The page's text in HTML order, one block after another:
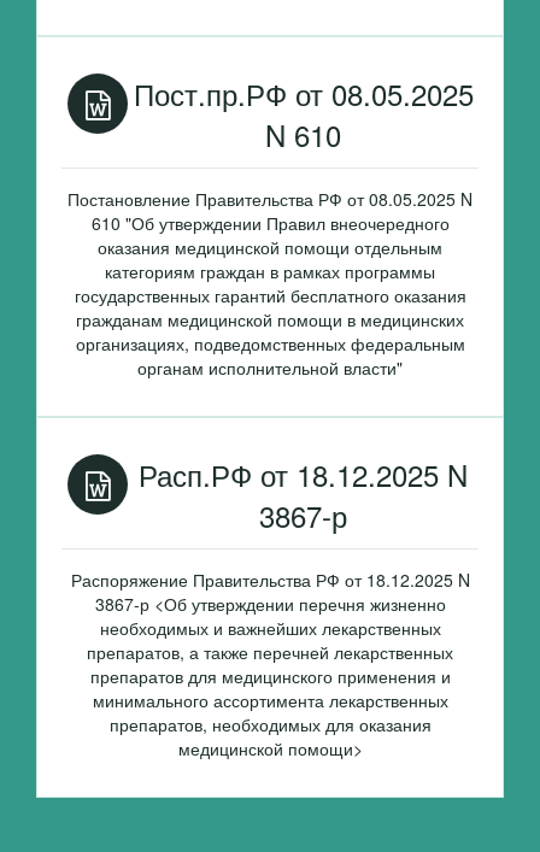
Пост.пр.РФ от 08.05.2025
N 610
Постановление Правительства РФ от 08.05.2025 N
610 "Об утверждении Правил внеочередного
оказания медицинской помощи отдельным
категориям граждан в рамках программы
государственных гарантий бесплатного оказания
гражданам медицинской помощи в медицинских
организациях, подведомственных федеральным
органам исполнительной власти"
Расп.РФ от 18.12.2025 N
3867-р
Распоряжение Правительства РФ от 18.12.2025 N
3867-р <Об утверждении перечня жизненно
необходимых и важнейших лекарственных
препаратов, а также перечней лекарственных
препаратов для медицинского применения и
минимального ассортимента лекарственных
препаратов, необходимых для оказания
медицинской помощи>